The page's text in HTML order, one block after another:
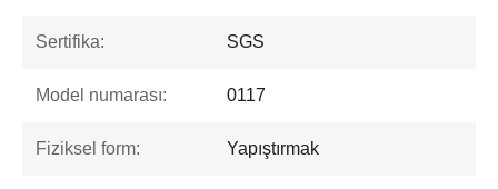
Sertifika: SGS
Model numarası: 0117
Fiziksel form: Yapıştırmak